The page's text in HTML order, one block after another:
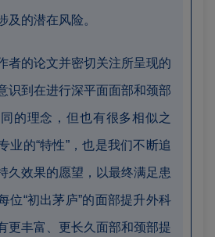
及的潜在风险。
者的论文并密切关注所呈现的
识到在进行深平面面部和颈部
的理念，但也有很多相似之
业的“特性”，也是我们不断追
久效果的愿望，以最终满足患
位“初出茅庐”的面部提升外科
更丰富、更长久面部和颈部提